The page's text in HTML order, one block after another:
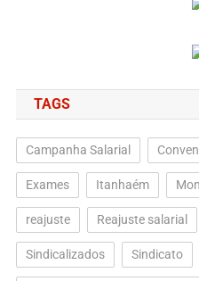
TAGS
Campanha Salarial
Exames Itanhaém
reajuste Reajuste salarial
Sindicalizados Sindicato